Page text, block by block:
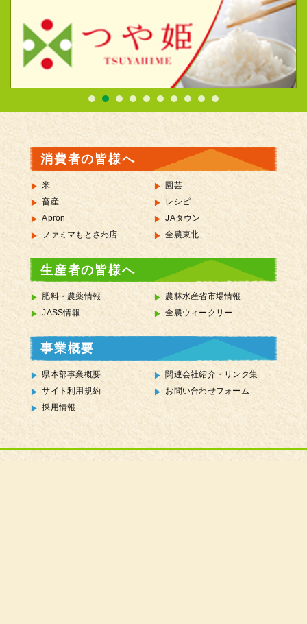
消費者の皆様へ
米
園芸
畜産
レシピ
Apron
JAタウン
ファミマもとさわ店
全農東北
生産者の皆様へ
肥料・農薬情報
農林水産省市場情報
JASS情報
全農ウィークリー
事業概要
県本部事業概要
関連会社紹介・リンク集
サイト利用規約
お問い合わせフォーム
採用情報